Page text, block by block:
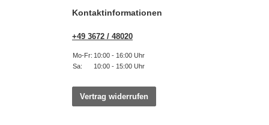
Kontaktinformationen
+49 3672 / 48020
Mo-Fr: 10:00 - 16:00 Uhr
Sa:
10:00 - 15:00 Uhr
Vertrag widerrufen